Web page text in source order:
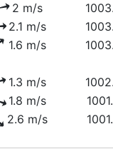
2 m/s
2.1 m/s
1.6 m/s
1.3 m/s
1.8 m/s
2.6 m/s